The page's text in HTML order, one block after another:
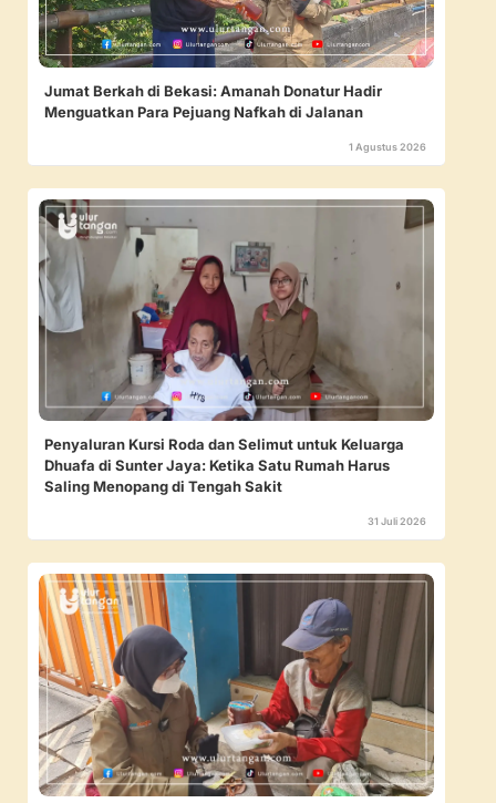
Jumat Berkah di Bekasi: Amanah Donatur Hadir
Menguatkan Para Pejuang Nafkah di Jalanan
1 Agustus 2026
Penyaluran Kursi Roda dan Selimut untuk Keluarga
Dhuafa di Sunter Jaya: Ketika Satu Rumah Harus
Saling Menopang di Tengah Sakit
31 Juli 2026